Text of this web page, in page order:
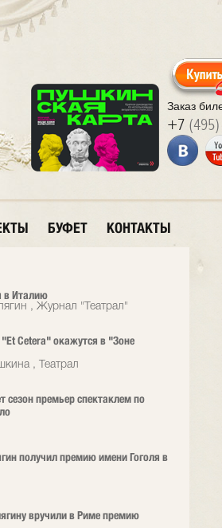
Заказ
+7 (495)
БУФЕТ КОНТАКТЫ
в Италию
, Журнал "Театрал"
Cetera" окажутся в "Зоне
, Театрал
сезон премьер спектаклем по
получил премию имени Гоголя в
вручили в Риме премию